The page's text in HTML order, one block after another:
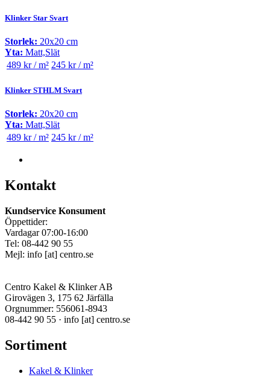
Klinker Star Svart
Storlek: 20x20 cm
Yta: Matt,Slät
489 kr / m² 245 kr / m²
Klinker STHLM Svart
Storlek: 20x20 cm
Yta: Matt,Slät
489 kr / m² 245 kr / m²
Kontakt
Kundservice Konsument
Öppettider:
Vardagar 07:00-16:00
Tel: 08-442 90 55
Mejl: info [at] centro.se
Centro Kakel & Klinker AB
Girovägen 3, 175 62 Järfälla
Orgnummer: 556061-8943
08-442 90 55 · info [at] centro.se
Sortiment
Kakel & Klinker